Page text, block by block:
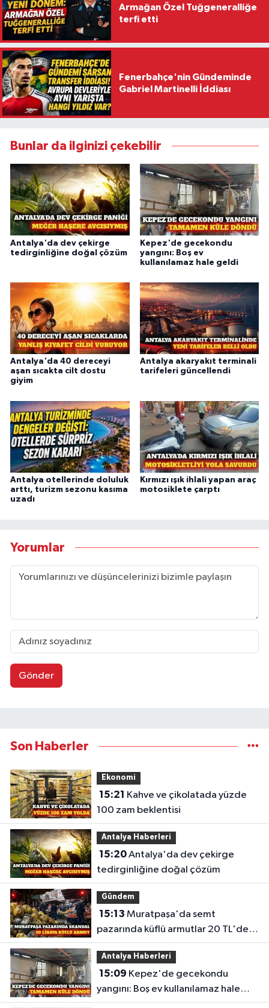
Armağan Özel Tuğgeneralliğe
terfi etti
Fenerbahçe'nin Gündeminde
Gabriel Martinelli İddiası
Bunlar da ilginizi çekebilir
Antalya'da dev çekirge
tedirginliğine doğal çözüm
Kepez'de gecekondu
yangını: Boş ev
kullanılamaz hale geldi
Antalya'da 40 dereceyi
aşan sıcakta cilt dostu
giyim
Antalya akaryakıt terminali
tarifeleri güncellendi
Antalya otellerinde doluluk
arttı, turizm sezonu kasıma
uzadı
Kırmızı ışık ihlali yapan araç
motosiklete çarptı
Yorumlar
Gönder
Son Haberler
Ekonomi
15:21
100 zam beklentisi
Antalya Haberleri
15:20Antalya'da dev çekirge
tedirginliğine doğal çözüm
Gündem
15:13
pazarında küflü armutlar 20 TL'den
satıldı
Antalya Haberleri
15:09
yangını: Boş ev kullanılamaz hale
geldi